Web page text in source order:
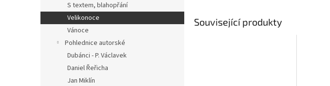
S textem, blahopřání
Velikonoce
Vánoce
Pohlednice autorské
Dubánci - P. Václavek
Daniel Řeřicha
Jan Miklín
Související produkty